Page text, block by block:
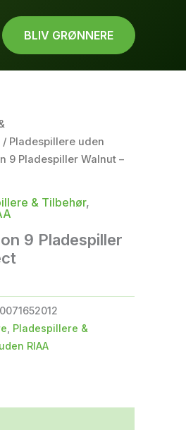
BLIV GRØNNERE
/ Pladespillere uden
9 Pladespiller Walnut –
& Tilbehør,
9 Pladespiller
Pladespillere &
RIAA